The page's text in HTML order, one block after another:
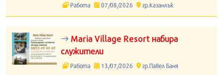
Работа 07/08/2026 гр.Казанлък
Maria Village Resort набира
служители
Работа 13/07/2026 гр.Павел Баня